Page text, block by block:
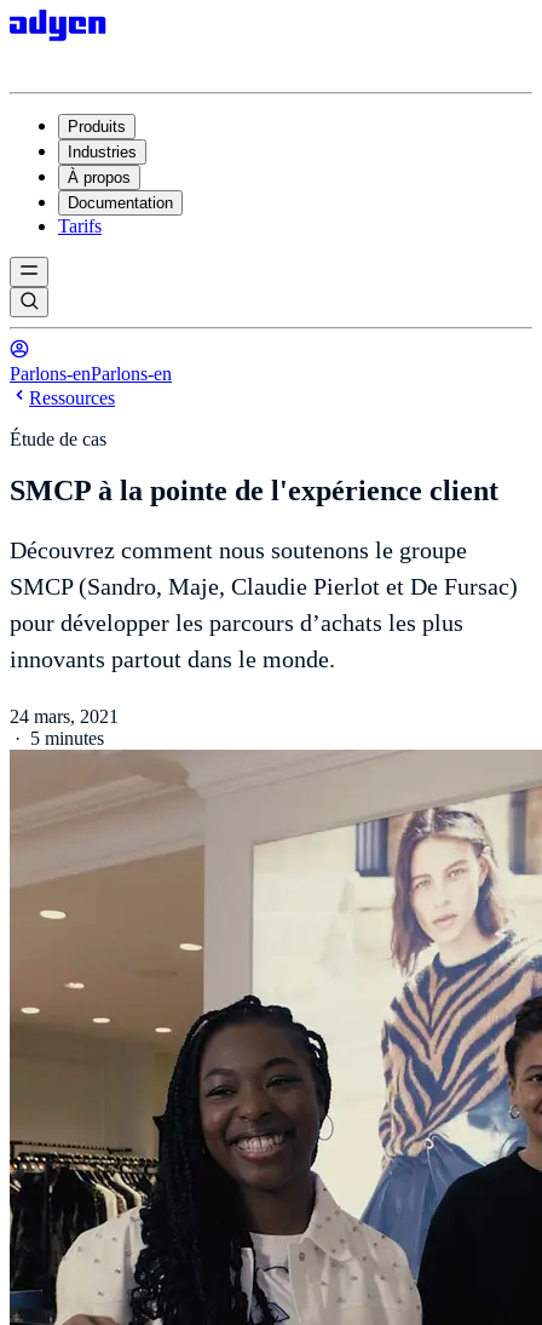
Produits
Industries
À propos
Documentation
Tarifs
Parlons-enParlons-en
Ressources
Étude de cas
SMCP à la pointe de l'expérience client
Découvrez comment nous soutenons le groupe
SMCP (Sandro, Maje, Claudie Pierlot et De Fursac)
pour développer les parcours d’achats les plus
innovants partout dans le monde.
24 mars, 2021
· 5 minutes